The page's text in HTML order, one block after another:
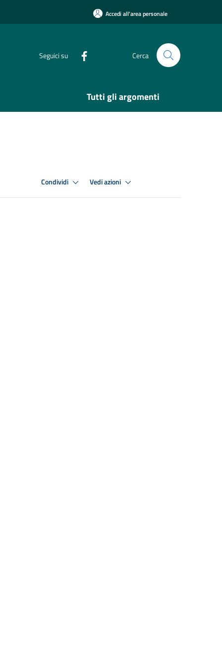
Accedi all'area personale
Seguici su Cerca
Tutti gli argomenti
Condividi Vedi azioni